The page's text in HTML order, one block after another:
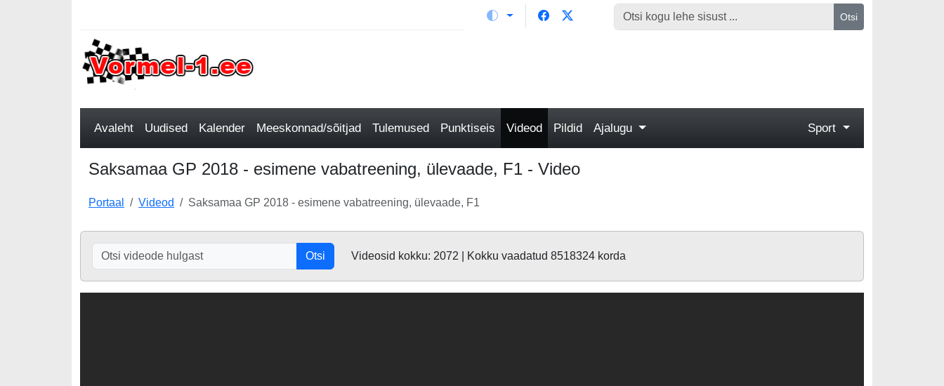
Otsi
Avaleht Uudised Kalender Meeskonnad/sõitjad Tulemused Punktiseis Videod Pildid Ajalugu Sport
Saksamaa GP 2018 - esimene vabatreening, ülevaade, F1 - Video
Portaal Videod Saksamaa GP 2018 - esimene vabatreening, ülevaade, F1
Otsi Videosid kokku: 2072 | Kokku vaadatud 8518324 korda